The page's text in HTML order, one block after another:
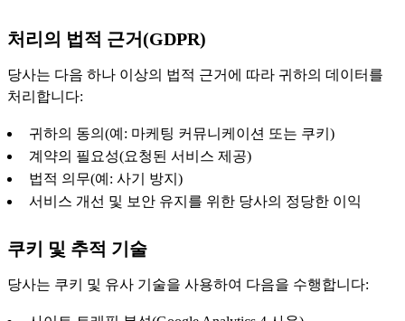
처리의 법적 근거(GDPR)
당사는 다음 하나 이상의 법적 근거에 따라 귀하의 데이터를
처리합니다:
귀하의 동의(예: 마케팅 커뮤니케이션 또는 쿠키)
계약의 필요성(요청된 서비스 제공)
법적 의무(예: 사기 방지)
서비스 개선 및 보안 유지를 위한 당사의 정당한 이익
쿠키 및 추적 기술
당사는 쿠키 및 유사 기술을 사용하여 다음을 수행합니다: